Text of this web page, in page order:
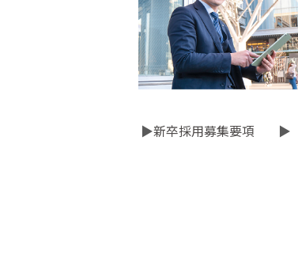
▶新卒採用募集要項 ▶